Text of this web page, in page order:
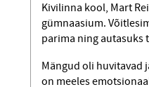
Kivilinna kool, Mart
gümnaasium.
parima ning autasuks
Mängud oli huvitavad
on meeles